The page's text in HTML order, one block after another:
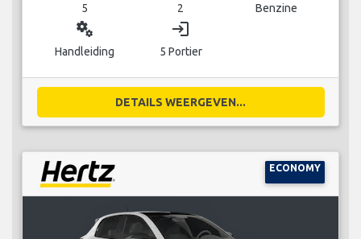
5 2 Benzine
miscellaneous_services
Handleiding
login
5 Portier
DETAILS WEERGEVEN...
ECONOMY